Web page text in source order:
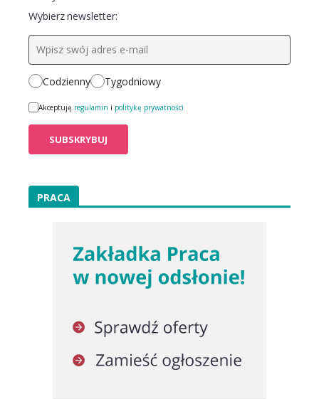
Wybierz newsletter:
Codzienny Tygodniowy
Akceptuję regulamin i politykę prywatności
PRACA